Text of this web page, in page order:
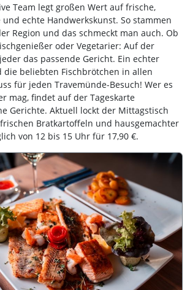
Team legt großen Wert auf frische,
echte Handwerkskunst. So stammen
Region und das schmeckt man auch. Ob
oder Vegetarier: Auf der
das passende Gericht. Ein echter
die beliebten Fischbrötchen in allen
für jeden Travemünde-Besuch! Wer es
mag, findet auf der Tageskarte
Gerichte. Aktuell lockt der Mittagstisch
Bratkartoffeln und hausgemachter
von 12 bis 15 Uhr für 17,90 €.